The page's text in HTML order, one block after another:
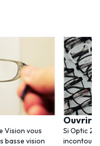
Vision vous
basse vision
Ouvrir
Si Optic